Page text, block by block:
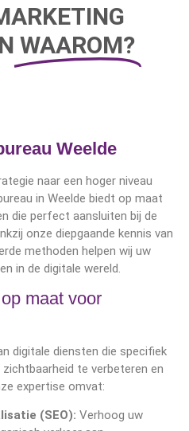
WAAROM?
Weelde
naar een hoger niveau
in Weelde biedt op maat
die perfect aansluiten bij de
onze diepgaande kennis van
methoden helpen wij uw
in de digitale wereld.
maat voor
digitale diensten die specifiek
te verbeteren en
expertise omvat:
(SEO): Verhoog uw